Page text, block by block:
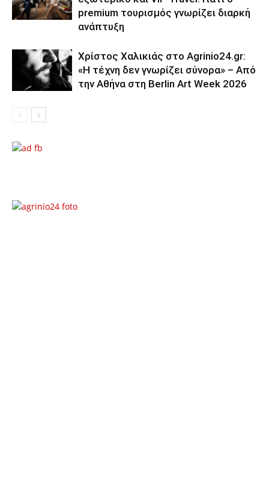
premium τουρισμός γνωρίζει διαρκή
ανάπτυξη
Χρίστος Χαλικιάς στο Agrinio24.gr:
«Η τέχνη δεν γνωρίζει σύνορα» – Από
την Αθήνα στη Berlin Art Week 2026